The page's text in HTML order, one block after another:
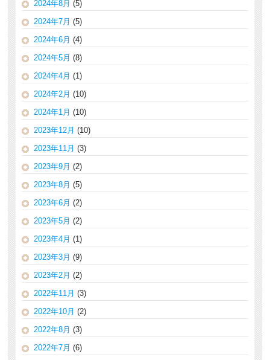
2024年8月 (5)
2024年7月 (5)
2024年6月 (4)
2024年5月 (8)
2024年4月 (1)
2024年2月 (10)
2024年1月 (10)
2023年12月 (10)
2023年11月 (3)
2023年9月 (2)
2023年8月 (5)
2023年6月 (2)
2023年5月 (2)
2023年4月 (1)
2023年3月 (9)
2023年2月 (2)
2022年11月 (3)
2022年10月 (2)
2022年8月 (3)
2022年7月 (6)